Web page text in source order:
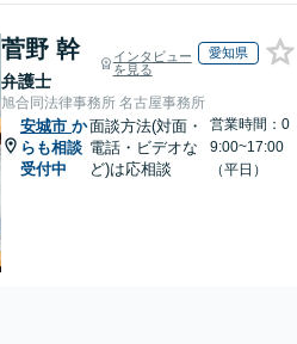
菅野 幹
弁護士
インタビュー
を見る
愛知県
旭合同法律事務所 名古屋事務所
安城市 か
らも相談
受付中
面談方法(対面・
電話・ビデオな
ど)は応相談
営業時間：0
9:00~17:00
（平日）